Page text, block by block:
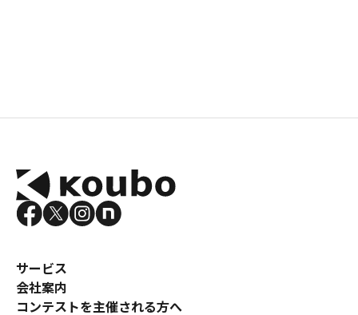
サービス
会社案内
コンテストを主催される方へ